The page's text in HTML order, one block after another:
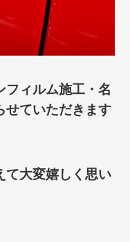
フィルム施工・名
せていただきます
て大変嬉しく思い